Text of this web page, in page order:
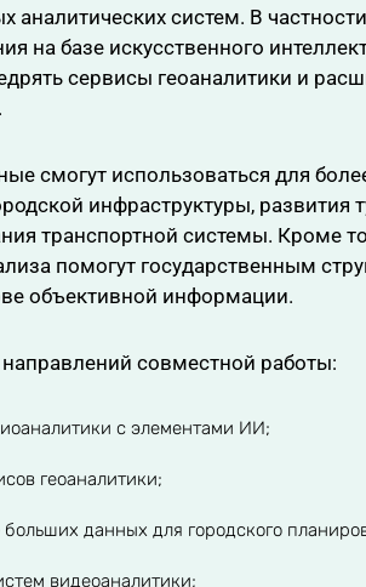
аналитических систем. В
на базе искусственного
сервисы геоаналитики и
смогут использоваться для
инфраструктуры, развития
транспортной системы. Кроме
помогут государственным
объективной информации.
совместной работы:
с элементами ИИ;
геоаналитики;
больших данных для городского
видеоаналитики;